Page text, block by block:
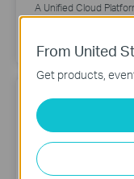
A Unified Cloud
Networking and
Buy Now
From United
Get products,